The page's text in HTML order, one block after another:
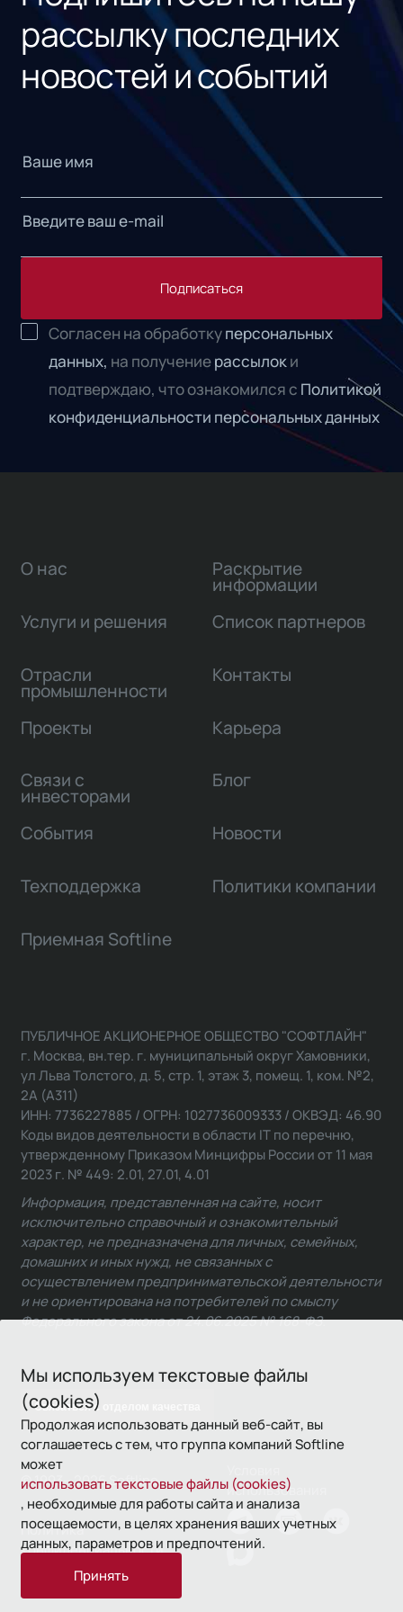
рассылку последних
новостей и событий
Подписаться
Согласен на обработкуперсональных
данных, на получениерассылок и
подтверждаю, что ознакомился с Политикой
конфиденциальности персональных данных
Мы используем текстовые файлы
(cookies)
Продолжая использовать данный веб-сайт, вы
соглашаетесь с тем, что группа компаний Softline
может
использовать текстовые файлы (cookies)
, необходимые для работы сайта и анализа
посещаемости, в целях хранения ваших учетных
данных, параметров и предпочтений.
Принять
О нас
Услуги и решения
Отрасли
промышленности
Проекты
Связи с
инвесторами
Раскрытие
информации
Список партнеров
Контакты
Карьера
Блог
События Новости
Техподдержка Политики компании
Приемная Softline
Связаться с отделом качества
ПУБЛИЧНОЕ АКЦИОНЕРНОЕ ОБЩЕСТВО "СОФТЛАЙН"
г. Москва, вн.тер. г. муниципальный округ Хамовники,
ул Льва Толстого, д. 5, стр. 1, этаж 3, помещ. 1, ком. №2,
2А (А311)
ИНН: 7736227885 / ОГРН: 1027736009333 / ОКВЭД: 46.90
Коды видов деятельности в области IT по перечню,
утвержденному Приказом Минцифры России от 11 мая
2023 г. № 449: 2.01, 27.01, 4.01
Информация, представленная на сайте, носит
исключительно справочный и ознакомительный
характер, не предназначена для личных, семейных,
домашних и иных нужд, не связанных с
осуществлением предпринимательской деятельности
и не ориентирована на потребителей по смыслу
Федерального закона от 24.06.2025 № 168-ФЗ.
© 1993—2026 Softline
использования
Политика
конфиденциальности